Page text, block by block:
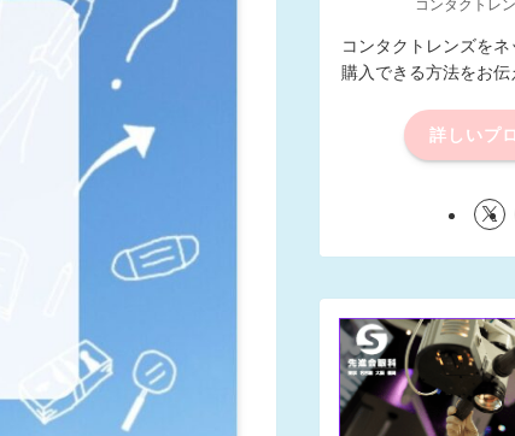
コンタクトレンズを
購入できる方法をお伝
詳しいプ